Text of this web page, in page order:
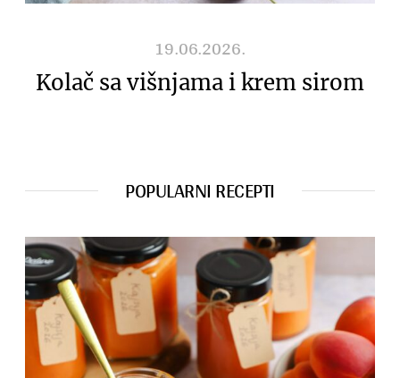
19.06.2026.
Kolač sa višnjama i krem sirom
POPULARNI RECEPTI